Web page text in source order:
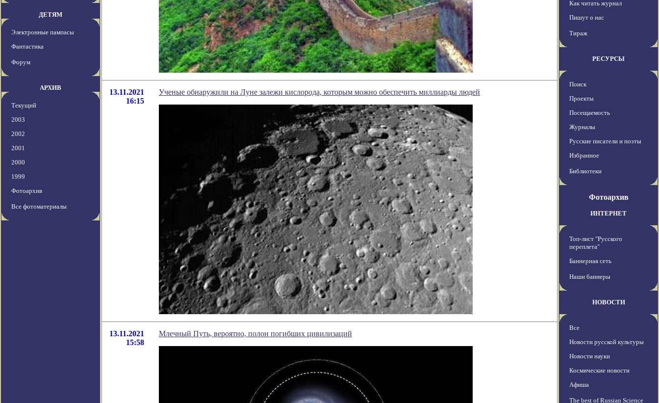
ДЕТЯМ
Электронные пампасы
Фантастика
Форум
АРХИВ
Текущий
2003
2002
2001
2000
1999
Фотоархив
Все фотоматериалы
13.11.2021
16:15
Ученые обнаружили на Луне залежи кислорода, которым можно обеспечить миллиарды людей
13.11.2021
15:58
Млечный Путь, вероятно, полон погибших цивилизаций
Как читать журнал
Пишут о нас
Тираж
РЕСУРСЫ
Поиск
Проекты
Посещаемость
Журналы
Русские писатели и поэты
Избранное
Библиотеки
Фотоархив
ИНТЕРНЕТ
Топ-лист "Русского
переплета"
Баннерная сеть
Наши баннеры
НОВОСТИ
Все
Новости русской культуры
Новости науки
Космические новости
Афиша
The best of Russian Science